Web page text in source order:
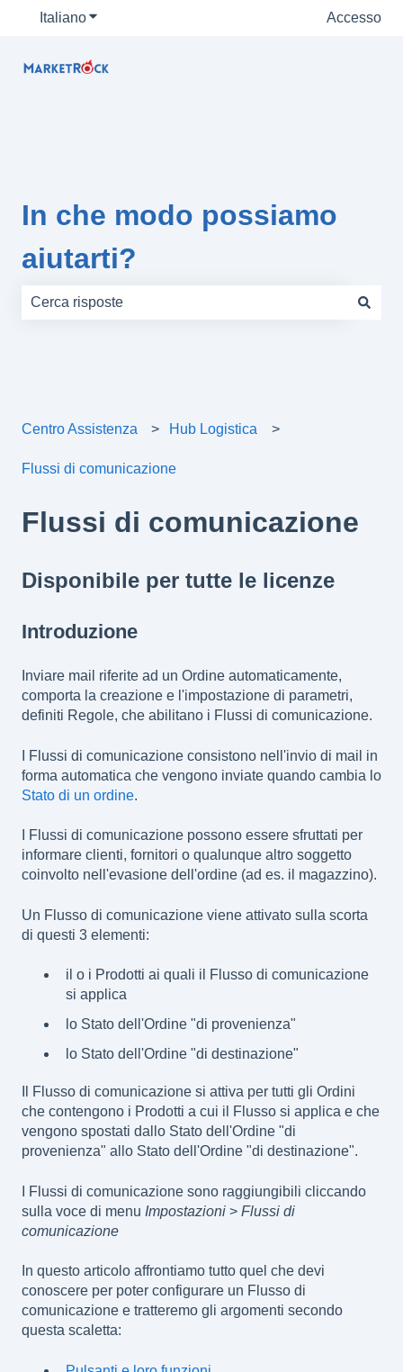
ItalianoMostra sottomenu per le traduzioni Accesso
In che modo possiamo
aiutarti?
Centro Assistenza Hub Logistica
Flussi di comunicazione
Flussi di comunicazione
Disponibile per tutte le licenze
Introduzione
Inviare mail riferite ad un Ordine automaticamente,
comporta la creazione e l'impostazione di parametri,
definiti Regole, che abilitano i Flussi di comunicazione.
I Flussi di comunicazione consistono nell'invio di mail in
forma automatica che vengono inviate quando cambia lo
Stato di un ordine.
I Flussi di comunicazione possono essere sfruttati per
informare clienti, fornitori o qualunque altro soggetto
coinvolto nell'evasione dell'ordine (ad es. il magazzino).
Un Flusso di comunicazione viene attivato sulla scorta
di questi 3 elementi:
il o i Prodotti ai quali il Flusso di comunicazione
si applica
lo Stato dell'Ordine "di provenienza"
lo Stato dell'Ordine "di destinazione"
Il Flusso di comunicazione si attiva per tutti gli Ordini
che contengono i Prodotti a cui il Flusso si applica e che
vengono spostati dallo Stato dell'Ordine "di
provenienza" allo Stato dell'Ordine "di destinazione".
I Flussi di comunicazione sono raggiungibili cliccando
sulla voce di menu Impostazioni > Flussi di
comunicazione
In questo articolo affrontiamo tutto quel che devi
conoscere per poter configurare un Flusso di
comunicazione e tratteremo gli argomenti secondo
questa scaletta: